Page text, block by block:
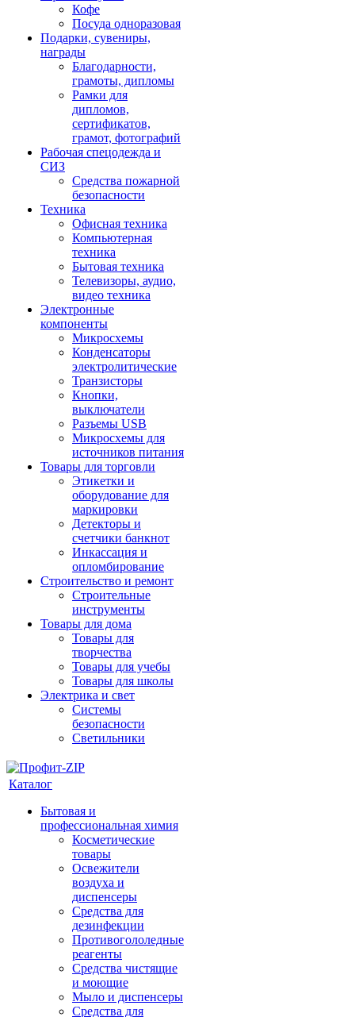
Кофе
Посуда одноразовая
Подарки, сувениры,
награды
Благодарности,
грамоты, дипломы
Рамки для
дипломов,
сертификатов,
грамот, фотографий
Рабочая спецодежда и
СИЗ
Средства пожарной
безопасности
Техника
Офисная техника
Компьютерная
техника
Бытовая техника
Телевизоры, аудио,
видео техника
Электронные
компоненты
Микросхемы
Конденсаторы
электролитические
Транзисторы
Кнопки,
выключатели
Разъемы USB
Микросхемы для
источников питания
Товары для торговли
Этикетки и
оборудование для
маркировки
Детекторы и
счетчики банкнот
Инкассация и
опломбирование
Строительство и ремонт
Строительные
инструменты
Товары для дома
Товары для
творчества
Товары для учебы
Товары для школы
Электрика и свет
Системы
безопасности
Светильники
Каталог
Бытовая и
профессиональная химия
Косметические
товары
Освежители
воздуха и
диспенсеры
Средства для
дезинфекции
Противогололедные
реагенты
Средства чистящие
и моющие
Мыло и диспенсеры
Средства для